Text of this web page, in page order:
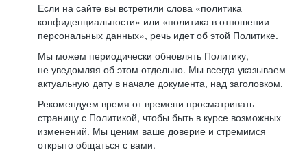
Если на сайте вы встретили слова «политика
конфиденциальности» или «политика в отношении
персональных данных», речь идет об этой Политике.
Мы можем периодически обновлять Политику,
не уведомляя об этом отдельно. Мы всегда указываем
актуальную дату в начале документа, над заголовком.
Рекомендуем время от времени просматривать
страницу с Политикой, чтобы быть в курсе возможных
изменений. Мы ценим ваше доверие и стремимся
открыто общаться с вами.